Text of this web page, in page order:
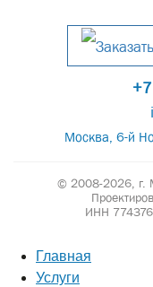
Москва, 6-й
© 2008-2026, г.
ИНН
Главная
Услуги